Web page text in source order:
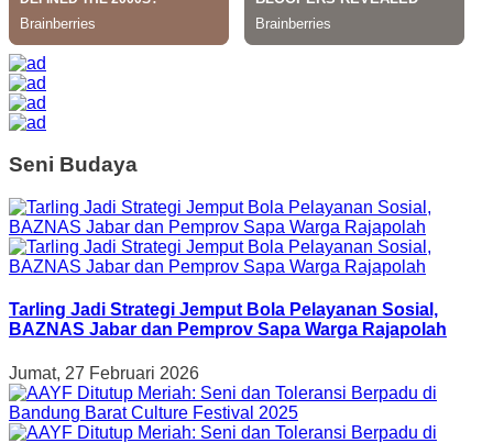
Seni Budaya
Tarling Jadi Strategi Jemput Bola Pelayanan Sosial,
BAZNAS Jabar dan Pemprov Sapa Warga Rajapolah
Jumat, 27 Februari 2026